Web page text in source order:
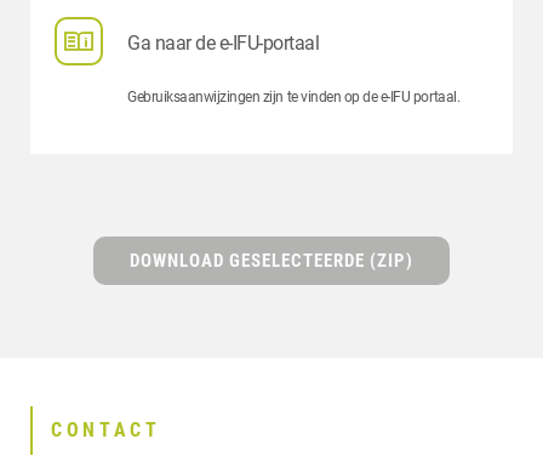
Ga naar de e-IFU-portaal
Gebruiksaanwijzingen zijn te vinden op de e-IFU portaal.
DOWNLOAD GESELECTEERDE (ZIP)
CONTACT